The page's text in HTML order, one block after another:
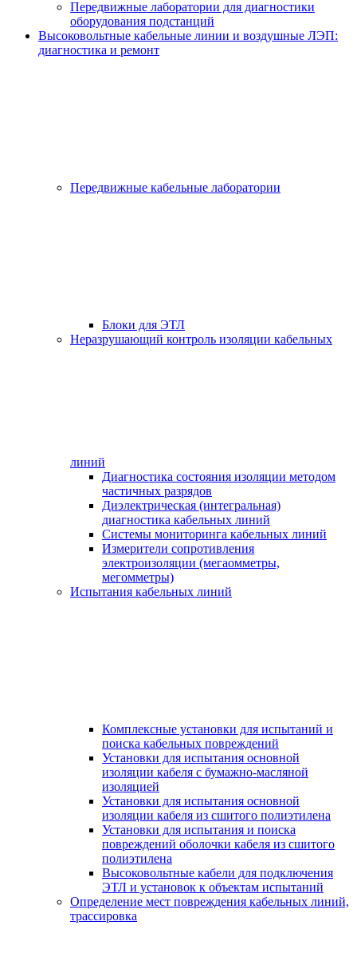
Передвижные лаборатории для диагностики
оборудования подстанций
Высоковольтные кабельные линии и воздушные ЛЭП:
диагностика и ремонт
Передвижные кабельные лаборатории
Блоки для ЭТЛ
Неразрушающий контроль изоляции кабельных
линий
Диагностика состояния изоляции методом
частичных разрядов
Диэлектрическая (интегральная)
диагностика кабельных линий
Системы мониторинга кабельных линий
Измерители сопротивления
электроизоляции (мегаомметры,
мегомметры)
Испытания кабельных линий
Комплексные установки для испытаний и
поиска кабельных повреждений
Установки для испытания основной
изоляции кабеля с бумажно-масляной
изоляцией
Установки для испытания основной
изоляции кабеля из сшитого полиэтилена
Установки для испытания и поиска
повреждений оболочки кабеля из сшитого
полиэтилена
Высоковольтные кабели для подключения
ЭТЛ и установок к объектам испытаний
Определение мест повреждения кабельных линий,
трассировка